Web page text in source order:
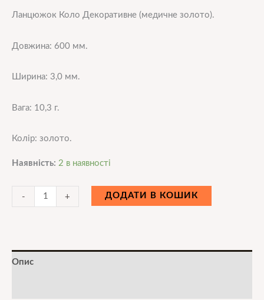
Ланцюжок Коло Декоративне (медичне золото).
Довжина: 600 мм.
Ширина: 3,0 мм.
Вага: 10,3 г.
Колір: золото.
Наявність: 2 в наявності
- + ДОДАТИ В КОШИК
Опис